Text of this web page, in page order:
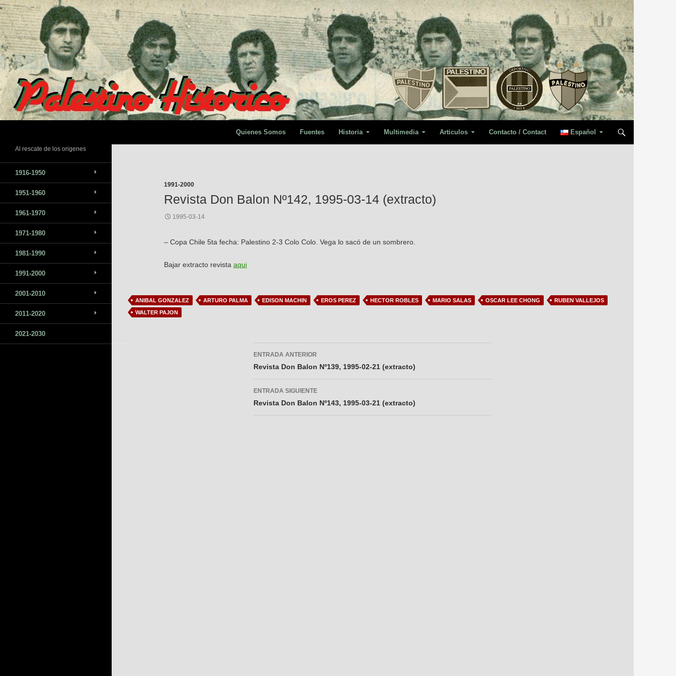
Saltar
al
contenido
Quienes Somos Fuentes Historia Multimedia Articulos Contacto / Contact Español
1991-2000
Revista Don Balon Nº142, 1995-03-14 (extracto)
1995-03-14
– Copa Chile 5ta fecha: Palestino 2-3 Colo Colo. Vega lo sacó de un sombrero.
Bajar extracto revista aqui
ANIBAL GONZALEZ ARTURO PALMA EDISON MACHIN EROS PEREZ HECTOR ROBLES MARIO SALAS OSCAR LEE CHONG
RUBEN VALLEJOS
WALTER PAJON
Navegador
de
entradas
ENTRADA ANTERIOR
Revista Don Balon Nº139, 1995-02-21 (extracto)
ENTRADA SIGUIENTE
Revista Don Balon Nº143, 1995-03-21 (extracto)
Al rescate de los origenes
1916-1950
1951-1960
1961-1970
1971-1980
1981-1990
1991-2000
2001-2010
2011-2020
2021-2030